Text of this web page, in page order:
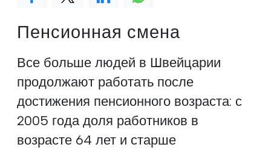
Пенсионная смена
Все больше людей в Швейцарии
продолжают работать после
достижения пенсионного возраста: с
2005 года доля работников в
возрасте 64 лет и старше